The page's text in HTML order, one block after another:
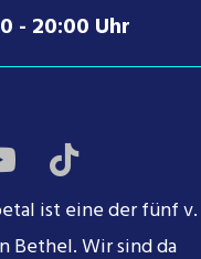
- 20:00 Uhr
ist eine der fünf v.
Bethel. Wir sind da